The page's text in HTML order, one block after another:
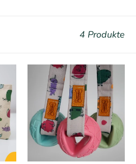
4 Produkte
Wasserfester
Wurfball